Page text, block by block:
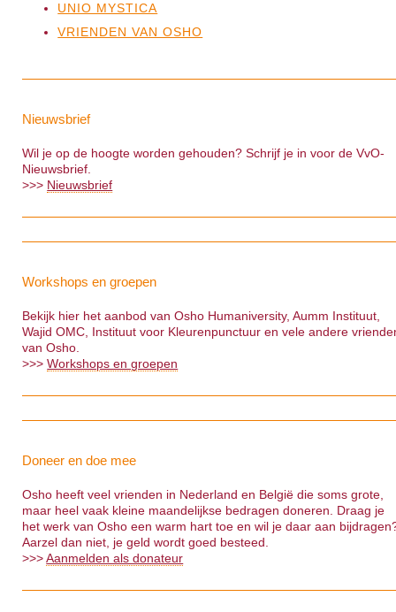
UNIO MYSTICA
VRIENDEN VAN OSHO
Nieuwsbrief
Wil je op de hoogte worden gehouden? Schrijf je in voor de VvO-
Nieuwsbrief.
>>> Nieuwsbrief
Workshops en groepen
Bekijk hier het aanbod van Osho Humaniversity, Aumm Instituut,
Wajid OMC, Instituut voor Kleurenpunctuur en vele andere
van Osho.
>>>Workshops en groepen
Doneer en doe mee
Osho heeft veel vrienden in Nederland en België die soms grote,
maar heel vaak kleine maandelijkse bedragen doneren. Draag je
het werk van Osho een warm hart toe en wil je daar aan
Aarzel dan niet, je geld wordt goed besteed.
>>>Aanmelden als donateur